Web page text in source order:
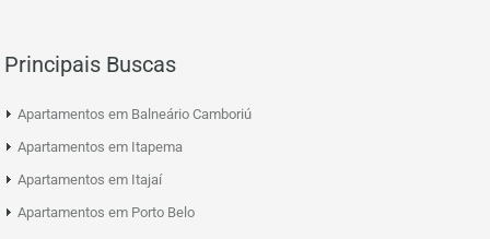
Principais Buscas
Apartamentos em Balneário Camboriú
Apartamentos em Itapema
Apartamentos em Itajaí
Apartamentos em Porto Belo